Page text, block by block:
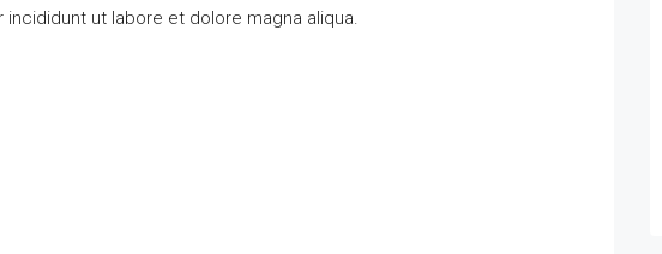
ut labore et dolore magna aliqua.